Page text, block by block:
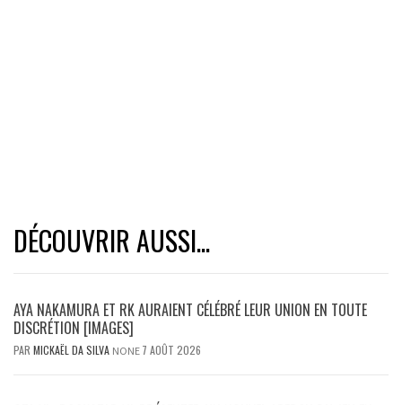
DÉCOUVRIR AUSSI...
AYA NAKAMURA ET RK AURAIENT CÉLÉBRÉ LEUR UNION EN TOUTE
DISCRÉTION [IMAGES]
PAR MICKAËL DA SILVA NONE 7 AOÛT 2026